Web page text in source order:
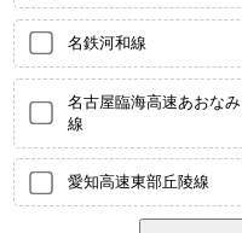
名鉄河和線
名古屋臨海高速あおなみ
線
愛知高速東部丘陵線